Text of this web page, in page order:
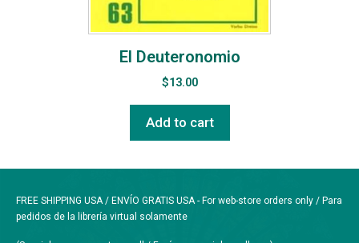
El Deuteronomio
$13.00
Add to cart
FREE SHIPPING USA / ENVÍO GRATIS USA - For web-store orders only / Para
pedidos de la librería virtual solamente